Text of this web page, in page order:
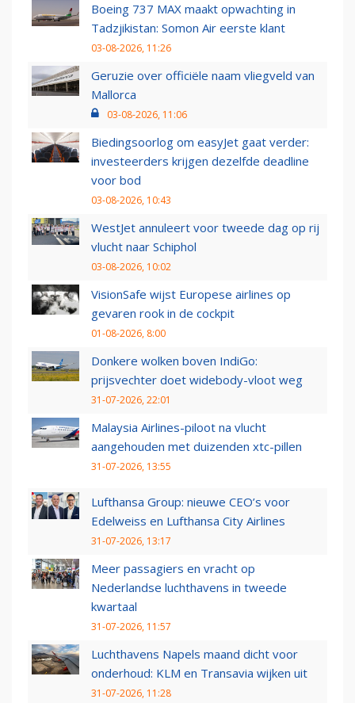
Boeing 737 MAX maakt opwachting in
Tadzjikistan: Somon Air eerste klant
03-08-2026, 11:26
Geruzie over officiële naam vliegveld van
Mallorca
03-08-2026, 11:06
Biedingsoorlog om easyJet gaat verder:
investeerders krijgen dezelfde deadline
voor bod
03-08-2026, 10:43
WestJet annuleert voor tweede dag op rij
vlucht naar Schiphol
03-08-2026, 10:02
VisionSafe wijst Europese airlines op
gevaren rook in de cockpit
01-08-2026, 8:00
Donkere wolken boven IndiGo:
prijsvechter doet widebody-vloot weg
31-07-2026, 22:01
Malaysia Airlines-piloot na vlucht
aangehouden met duizenden xtc-pillen
31-07-2026, 13:55
Lufthansa Group: nieuwe CEO’s voor
Edelweiss en Lufthansa City Airlines
31-07-2026, 13:17
Meer passagiers en vracht op
Nederlandse luchthavens in tweede
kwartaal
31-07-2026, 11:57
Luchthavens Napels maand dicht voor
onderhoud: KLM en Transavia wijken uit
31-07-2026, 11:28